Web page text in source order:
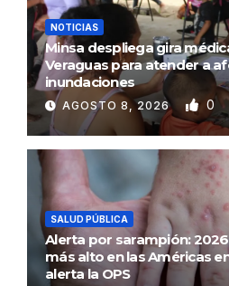
NOTICIAS
Minsa despliega gira
Veraguas para atender a
inundaciones
AGOSTO 8, 2026 0
SALUD PÚBLICA
Alerta por sarampión:
más alto en las Américas
alerta la OPS